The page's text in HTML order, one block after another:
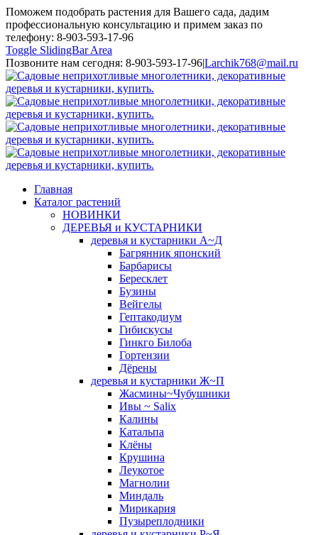
Поможем подобрать растения для Вашего сада, дадим
профессиональную консультацию и примем заказ по
телефону: 8-903-593-17-96
Toggle SlidingBar Area
Позвоните нам сегодня: 8-903-593-17-96|Larchik768@mail.ru
Главная
Каталог растений
НОВИНКИ
ДЕРЕВЬЯ и КУСТАРНИКИ
деревья и кустарники А~Д
Багрянник японский
Барбарисы
Бересклет
Бузины
Вейгелы
Гептакодиум
Гибискусы
Гинкго Билоба
Гортензии
Дёрены
деревья и кустарники Ж~П
Жасмины~Чубушники
Ивы ~ Salix
Калины
Катальпа
Клёны
Крушина
Леукотое
Магнолии
Миндаль
Мирикария
Пузыреплодники